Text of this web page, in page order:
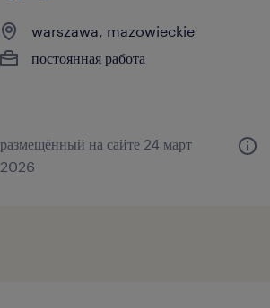
warszawa, mazowieckie
постоянная работа
размещённый на сайте 24 март
2026